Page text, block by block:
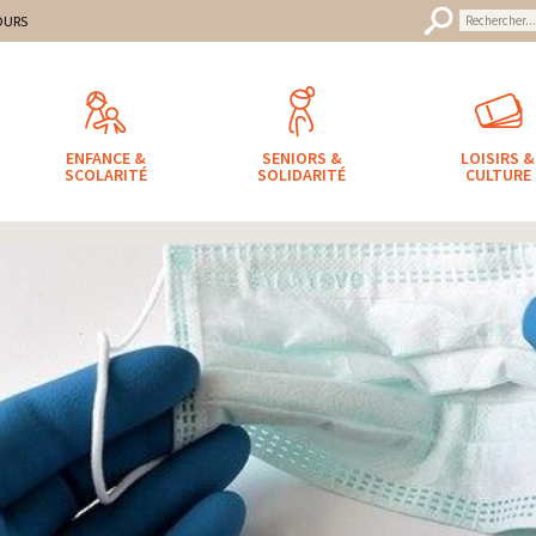
ENFANCE &
SCOLARITÉ
SENIORS &
SOLIDARITÉ
LOISIRS &
CULTURE
/ DÉPISTAGE COVID-19